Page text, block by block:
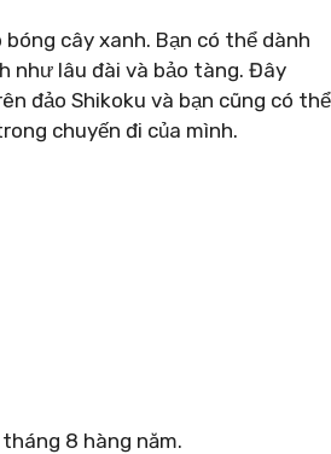
cây xanh. Bạn có thể dành
như lâu đài và bảo tàng. Đây
đảo Shikoku và bạn cũng có thể
chuyến đi của mình.
8 hàng năm.